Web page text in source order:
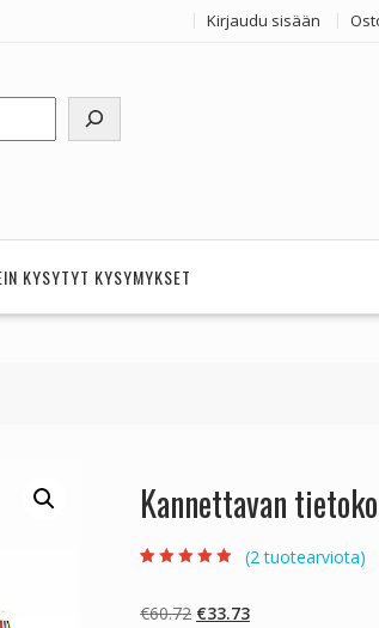
Kirjaudu sisään
KYSYTYT KYSYMYKSET
Kannettavan
perustuen
asiakkaan
(2 tuotearviota)
€60.72 Alkuperäinen
€33.73Nykyinen